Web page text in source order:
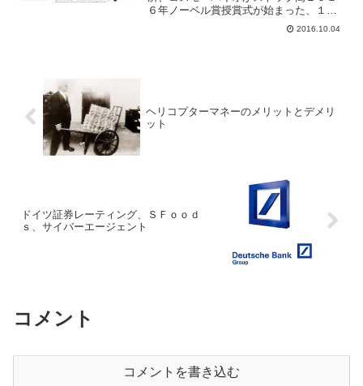
６年ノーベル賞授賞式が始まった、１０
月３日はノーベル生理学・医学賞の受賞
で３年連続で日本人が受賞した。東京工
2016.10.04
ヘリコプターマネーのメリットとデメリ
ット
ドイツ証券レーティング、ＳＦｏｏｄ
ｓ、サイバーエージェント
コメント
コメントを書き込む